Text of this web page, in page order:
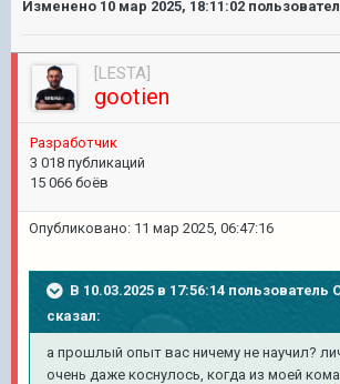
Изменено 10 мар 2025, 18:11:02
[LESTA]
gootien
Pазработчик
3 018 публикаций
15 066 боёв
Опубликовано: 11 мар 2025, 06:47:16
В 10.03.2025 в 17:56:14 пользователь
сказал:
а прошлый опыт вас ничему не научил?
очень даже коснулось, когда из моей